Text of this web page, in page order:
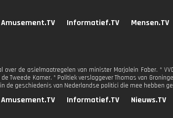
Amusement.TV Informatief.TV Mensen.TV
over de asielmaatregelen van minister Marjolein Faber. *
Tweede Kamer. * Politiek verslaggever Thomas van
de geschiedenis van Nederlandse politici die mee hebben
Amusement.TV Informatief.TV Nieuws.TV